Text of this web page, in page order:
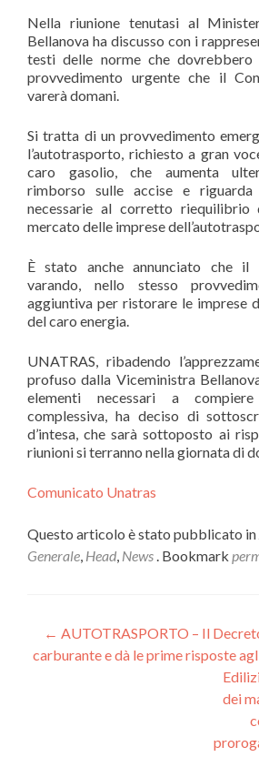
Nella riunione tenutasi al
Bellanova ha discusso con i
testi delle norme che dovrebbero
provvedimento urgente che il
varerà domani.
Si tratta di un provvedimento
l’autotrasporto, richiesto a gran
caro gasolio, che aumenta
rimborso sulle accise e
necessarie al corretto riequilibrio
mercato delle imprese
È stato anche annunciato che il
varando, nello stesso
aggiuntiva per ristorare le imprese
del caro energia.
UNATRAS, ribadendo
profuso dalla Viceministra
elementi necessari a
complessiva, ha deciso di
d’intesa, che sarà sottoposto ai
riunioni si terranno nella giornata di
Comunicato Unatras
Questo articolo è stato pubblicato in
Generale Head News . Bookmark
Navigazione
articoli
← AUTOTRASPORTO – Il
carburante e dà le prime risposte
dei